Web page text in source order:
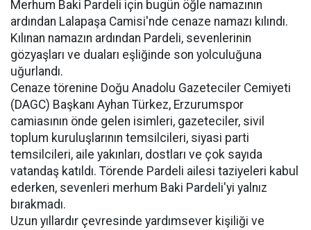
Merhum Baki Pardeli için bugün öğle namazının
ardından Lalapaşa Camisi'nde cenaze namazı kılındı.
Kılınan namazın ardından Pardeli, sevenlerinin
gözyaşları ve duaları eşliğinde son yolculuğuna
uğurlandı.
Cenaze törenine Doğu Anadolu Gazeteciler Cemiyeti
(DAGC) Başkanı Ayhan Türkez, Erzurumspor
camiasının önde gelen isimleri, gazeteciler, sivil
toplum kuruluşlarının temsilcileri, siyasi parti
temsilcileri, aile yakınları, dostları ve çok sayıda
vatandaş katıldı. Törende Pardeli ailesi taziyeleri kabul
ederken, sevenleri merhum Baki Pardeli'yi yalnız
bırakmadı.
Uzun yıllardır çevresinde yardımsever kişiliği ve